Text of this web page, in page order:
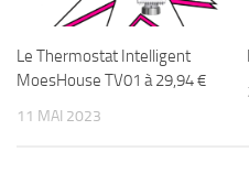
Le Thermostat Intelligent
MoesHouse TV01 à 29,94 €
11 MAI 2023